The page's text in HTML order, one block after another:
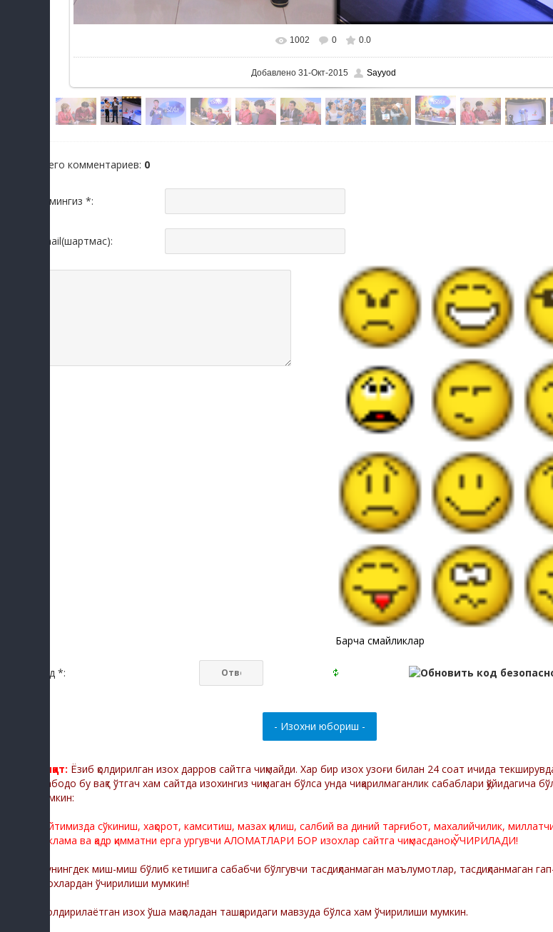
1002 0 0.0
Добавлено31-Окт-2015 Sayyod
Всего комментариев: 0
Исмингиз *:
Email(шартмас):
Барча смайликлар
Код *:
Диққат: Ёзиб қолдирилган изох дарров сайтга чиқмайди. Хар бир изох узоғи билан 24 соат ичида
Мабодо бу вақт ўтгач хам сайтда изохингиз чиқмаган бўлса унда чиқарилмаганлик сабаблари қўйидагича
мумкин:
Сайтимизда сўкиниш, хақорот, камситиш, мазах қилиш, салбий ва диний тарғибот, махалийчилик,
реклама ва қадр қимматни ерга ургувчи АЛОМАТЛАРИ БОР изохлар сайтга чиқмасданоқ ЎЧИРИЛАДИ!
Шунингдек миш-миш бўлиб кетишига сабабчи бўлгувчи тасдиқланмаган маълумотлар, тасдиқланмаган
изохлардан ўчирилиши мумкин!
-Қолдирилаётган изох ўша мақоладан ташқаридаги мавзуда бўлса хам ўчирилиши мумкин.